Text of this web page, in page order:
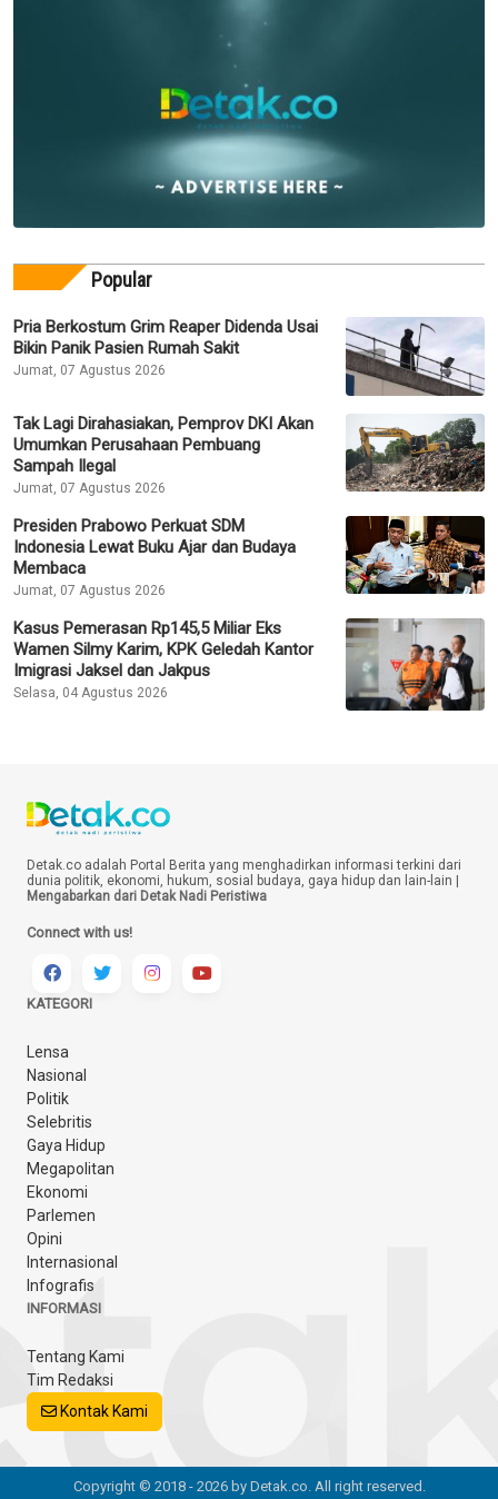
Popular
Pria Berkostum Grim Reaper Didenda Usai
Bikin Panik Pasien Rumah Sakit
Jumat, 07 Agustus 2026
Tak Lagi Dirahasiakan, Pemprov DKI Akan
Umumkan Perusahaan Pembuang
Sampah Ilegal
Jumat, 07 Agustus 2026
Presiden Prabowo Perkuat SDM
Indonesia Lewat Buku Ajar dan Budaya
Membaca
Jumat, 07 Agustus 2026
Kasus Pemerasan Rp145,5 Miliar Eks
Wamen Silmy Karim, KPK Geledah Kantor
Imigrasi Jaksel dan Jakpus
Selasa, 04 Agustus 2026
Detak.co adalah Portal Berita yang menghadirkan informasi terkini dari
dunia politik, ekonomi, hukum, sosial budaya, gaya hidup dan lain-lain |
Mengabarkan dari Detak Nadi Peristiwa
Connect with us!
KATEGORI
Lensa
Nasional
Politik
Selebritis
Gaya Hidup
Megapolitan
Ekonomi
Parlemen
Opini
Internasional
Infografis
INFORMASI
Tentang Kami
Tim Redaksi
Kontak Kami
Copyright © 2018 - 2026 by Detak.co. All right reserved.